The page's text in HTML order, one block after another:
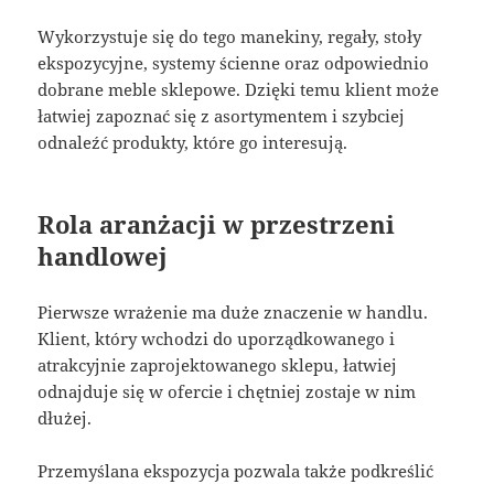
Wykorzystuje się do tego manekiny, regały, stoły
ekspozycyjne, systemy ścienne oraz odpowiednio
dobrane meble sklepowe. Dzięki temu klient może
łatwiej zapoznać się z asortymentem i szybciej
odnaleźć produkty, które go interesują.
Rola aranżacji w przestrzeni
handlowej
Pierwsze wrażenie ma duże znaczenie w handlu.
Klient, który wchodzi do uporządkowanego i
atrakcyjnie zaprojektowanego sklepu, łatwiej
odnajduje się w ofercie i chętniej zostaje w nim
dłużej.
Przemyślana ekspozycja pozwala także podkreślić